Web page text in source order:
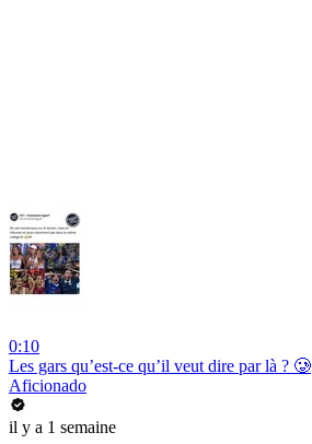
0:10
Les gars qu’est-ce qu’il veut dire par là ? 🥲
Aficionado
il y a 1 semaine